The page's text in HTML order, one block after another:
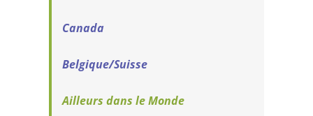
Canada
Belgique/Suisse
Ailleurs dans le Monde